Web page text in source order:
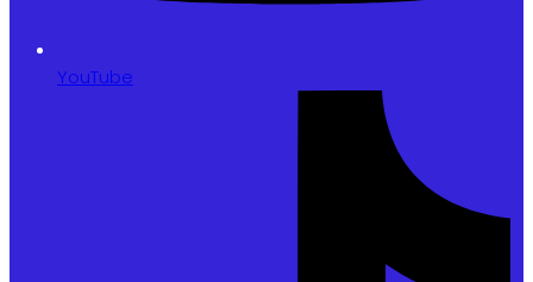
YouTube